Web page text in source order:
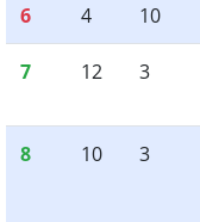
6 4 10
7 12 3
8 10 3